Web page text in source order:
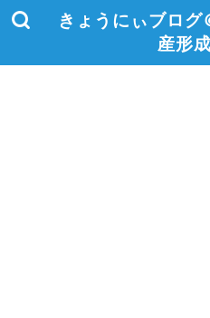
きょうにぃブロ
産形